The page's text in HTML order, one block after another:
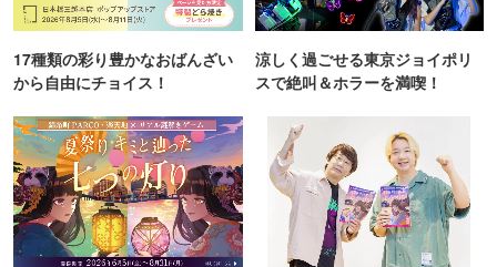
17種類の彩り豊かなおばんざい
から自由にチョイス！
涼しく過ごせる東京ジョイポリ
スで絶叫＆ホラーを満喫！